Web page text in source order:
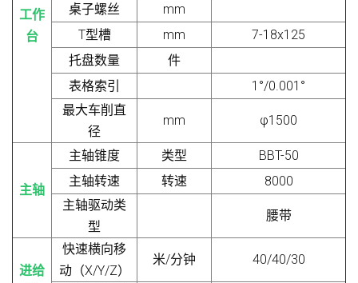
工作
台
桌子螺丝
mm
T型槽
mm
7-18x125
托盘数量
件
表格索引
1°/0.001°
最大车削直
径
mm φ1500
主轴
主轴锥度 类型
BBT-50
主轴转速
转速
8000
主轴驱动类
型
腰带
进给
快速横向移
动（X/Y/Z）
米/分钟 40/40/30